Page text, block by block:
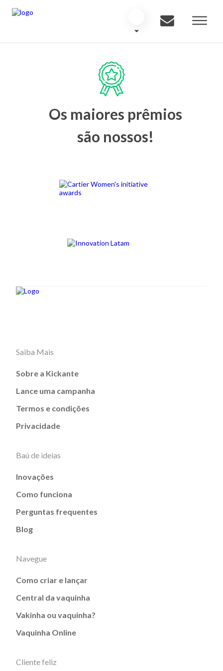
Os maiores prêmios
são nossos!
Saiba Mais
Sobre a Kickante
Lance uma campanha
Termos e condições
Privacidade
Baú de ideias
Inovações
Como funciona
Perguntas frequentes
Blog
Navegue
Como criar e lançar
Central da vaquinha
Vakinha ou vaquinha?
Vaquinha Online
Cliente feliz